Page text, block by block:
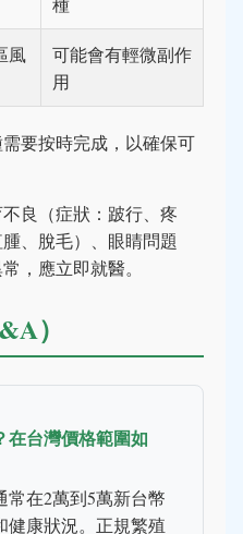
風
可能會有輕微副作
用
要按時完成，以確保可
良（症狀：跛行、疼
、脫毛）、眼睛問題
，應立即就醫。
）
在台灣價格範圍如
在2萬到5萬新台幣
健康狀況。正規繁殖